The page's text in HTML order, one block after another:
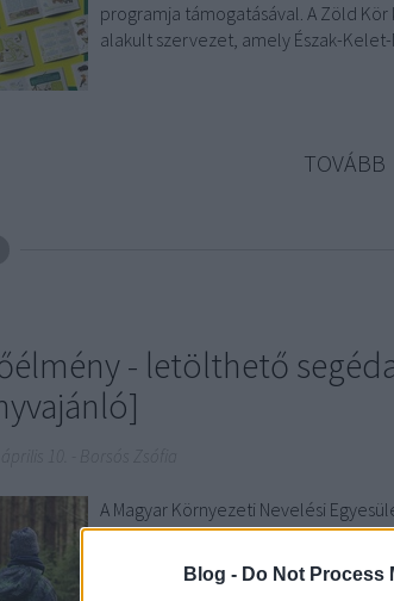
Blog - Do Not Process
programja támogatásával. A Zöld
alakult szervezet, amely Észak-
TOVÁBB
- letölthető
A Magyar Környezeti Nevelési
Erika és Victor András által
óvodapedagógusok figyelmébe
a fenti oldalról, számos játékötletet